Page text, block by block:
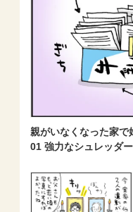
親がいなくなった家で
01 強力なシュレッダ